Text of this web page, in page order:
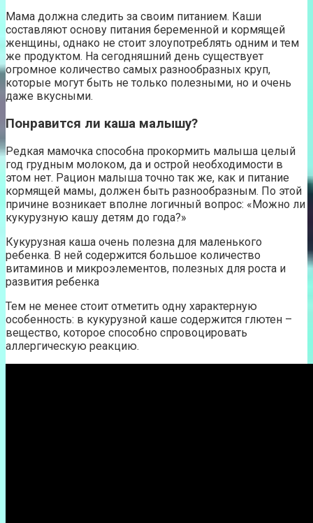
Мама должна следить за своим питанием. Каши
составляют основу питания беременной и кормящей
женщины, однако не стоит злоупотреблять одним и тем
же продуктом. На сегодняшний день существует
огромное количество самых разнообразных круп,
которые могут быть не только полезными, но и очень
даже вкусными.
Понравится ли каша малышу?
Редкая мамочка способна прокормить малыша целый
год грудным молоком, да и острой необходимости в
этом нет. Рацион малыша точно так же, как и питание
кормящей мамы, должен быть разнообразным. По этой
причине возникает вполне логичный вопрос: «Можно ли
кукурузную кашу детям до года?»
Кукурузная каша очень полезна для маленького
ребенка. В ней содержится большое количество
витаминов и микроэлементов, полезных для роста и
развития ребенка
Тем не менее стоит отметить одну характерную
особенность: в кукурузной каше содержится глютен –
вещество, которое способно спровоцировать
аллергическую реакцию.